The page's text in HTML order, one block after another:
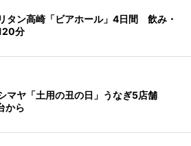
タン高崎「ビアホール」4日間 飲み・
分
マヤ「土用の丑の日」うなぎ5店舗
から